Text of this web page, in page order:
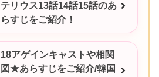
テリウス13話14話15話のあ
らすじをご紹介！
18アゲインキャストや相関
図★あらすじをご紹介/韓国